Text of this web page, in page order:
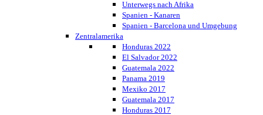
Unterwegs nach Afrika
Spanien - Kanaren
Spanien - Barcelona und Umgebung
Zentralamerika
Honduras 2022
El Salvador 2022
Guatemala 2022
Panama 2019
Mexiko 2017
Guatemala 2017
Honduras 2017